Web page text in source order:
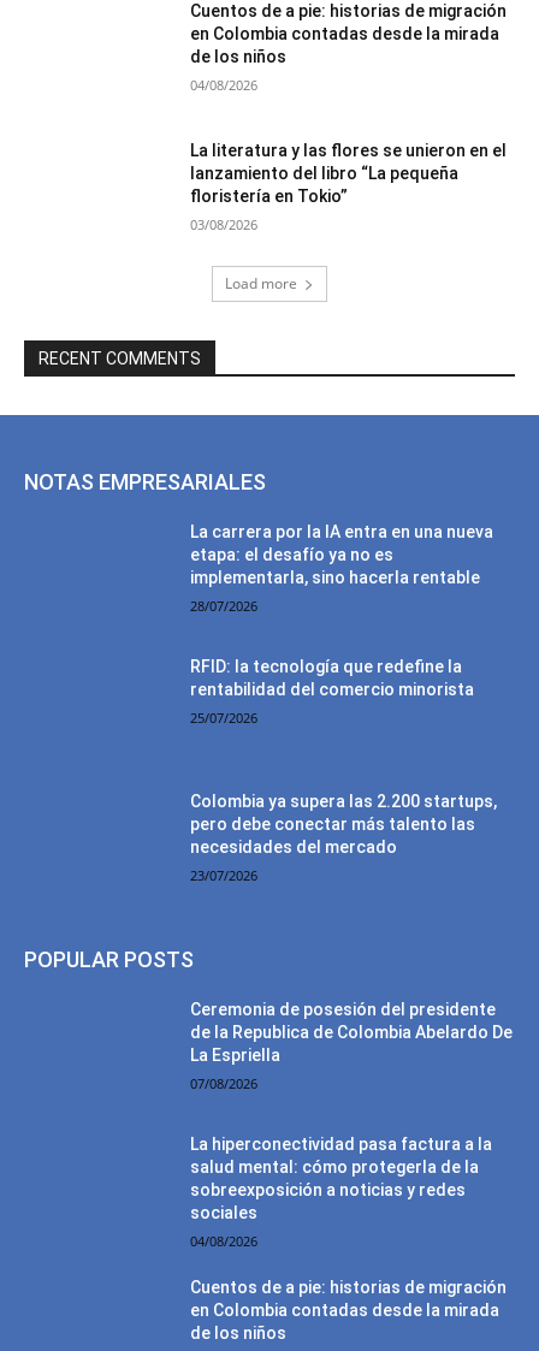
Cuentos de a pie: historias de migración
en Colombia contadas desde la mirada
de los niños
04/08/2026
La literatura y las flores se unieron en el
lanzamiento del libro “La pequeña
floristería en Tokio”
03/08/2026
Load more
RECENT COMMENTS
NOTAS EMPRESARIALES
La carrera por la IA entra en una nueva
etapa: el desafío ya no es
implementarla, sino hacerla rentable
28/07/2026
RFID: la tecnología que redefine la
rentabilidad del comercio minorista
25/07/2026
Colombia ya supera las 2.200 startups,
pero debe conectar más talento las
necesidades del mercado
23/07/2026
POPULAR POSTS
Ceremonia de posesión del presidente
de la Republica de Colombia Abelardo De
La Espriella
07/08/2026
La hiperconectividad pasa factura a la
salud mental: cómo protegerla de la
sobreexposición a noticias y redes
sociales
04/08/2026
Cuentos de a pie: historias de migración
en Colombia contadas desde la mirada
de los niños